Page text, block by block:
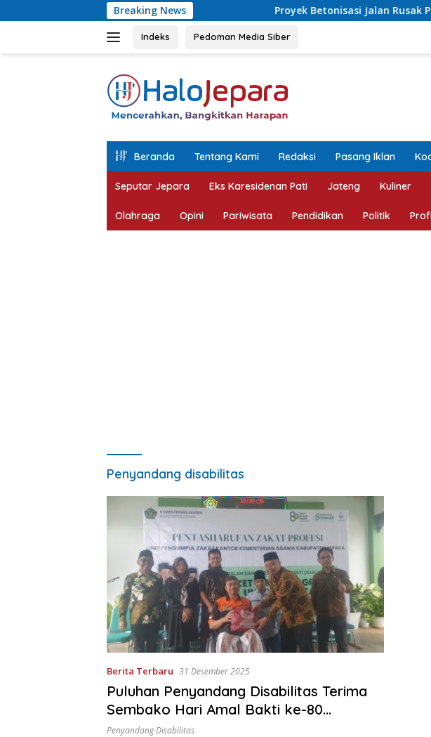
ke
Breaking NewsProyek Betonisasi Jalan Rusak Parah di Sekuro
Indeks Pedoman Media Siber
Beranda Tentang Kami Redaksi Pasang Iklan
Seputar Jepara Eks Karesidenan Pati Jateng Kuliner
Olahraga Opini Pariwisata Pendidikan Politik
Penyandang disabilitas
Berita Terbaru 31 Desember 2025
Puluhan Penyandang Disabilitas Terima
Sembako Hari Amal Bakti ke-80
Kemenag RI Jepara
Penyandang Disabilitas